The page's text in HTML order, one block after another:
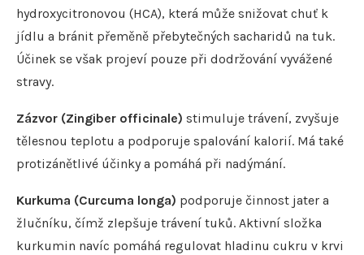
hydroxycitronovou (HCA), která může snižovat chuť k
jídlu a bránit přeměně přebytečných sacharidů na tuk.
Účinek se však projeví pouze při dodržování vyvážené
stravy.
Zázvor (Zingiber officinale) stimuluje trávení, zvyšuje
tělesnou teplotu a podporuje spalování kalorií. Má také
protizánětlivé účinky a pomáhá při nadýmání.
Kurkuma (Curcuma longa) podporuje činnost jater a
žlučníku, čímž zlepšuje trávení tuků. Aktivní složka
kurkumin navíc pomáhá regulovat hladinu cukru v krvi